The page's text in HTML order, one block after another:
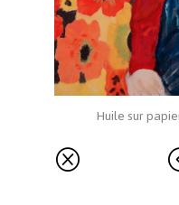
Huile sur